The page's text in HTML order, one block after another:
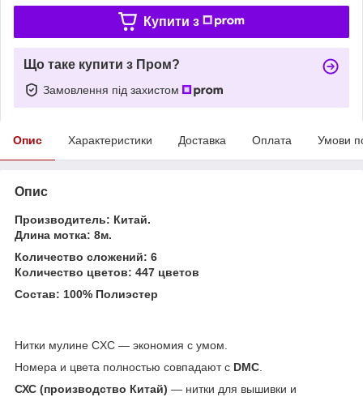
Купити з
Що таке купити з Пром?
Замовлення під захистом
Опис Характеристики Доставка Оплата Умови
Опис
Производитель: Китай.
Длина мотка: 8м.
Количество сложений: 6
Количество цветов: 447 цветов
Состав: 100% Полиэстер
Нитки мулине CXC ― экономия с умом.
Номера и цвета полностью совпадают с DMC.
СХС (производство Китай) ― нитки для вышивки и